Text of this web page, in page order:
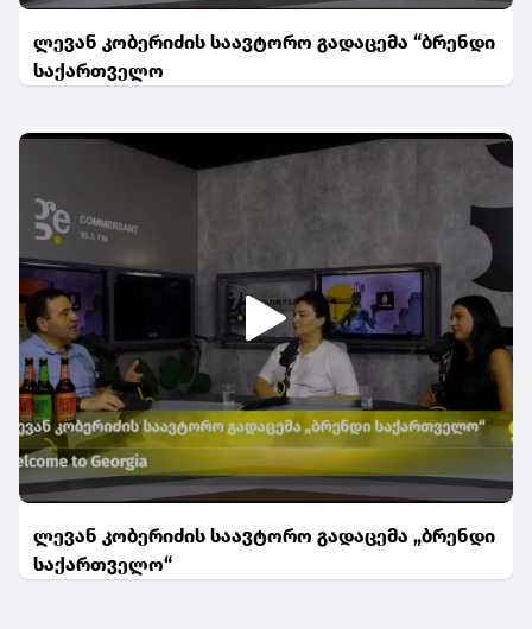
ლევან კობერიძის საავტორო გადაცემა “ბრენდი
საქართველო
ლევან კობერიძის საავტორო გადაცემა „ბრენდი
საქართველო“